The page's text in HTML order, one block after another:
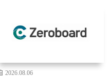
2026.08.06